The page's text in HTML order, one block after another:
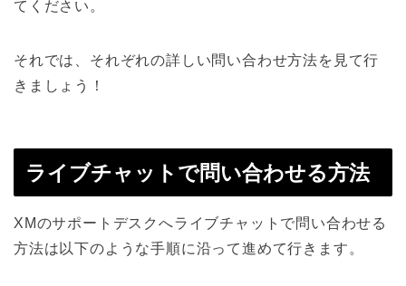
てください。
それでは、それぞれの詳しい問い合わせ方法を見て行
きましょう！
ライブチャットで問い合わせる方法
XMのサポートデスクへライブチャットで問い合わせる
方法は以下のような手順に沿って進めて行きます。